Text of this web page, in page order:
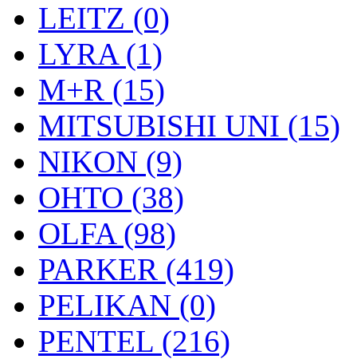
LEITZ (0)
LYRA (1)
M+R (15)
MITSUBISHI UNI (15)
NIKON (9)
OHTO (38)
OLFA (98)
PARKER (419)
PELIKAN (0)
PENTEL (216)